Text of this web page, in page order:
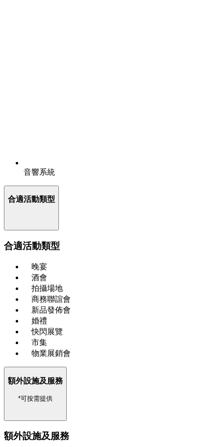
音響系統
合適活動類型
合適活動類型
晚宴
酒會
拍攝場地
商務聯誼會
新品發佈會
婚禮
快閃展覽
市集
物業展銷會
額外設施及服務
*可按需提供
額外設施及服務